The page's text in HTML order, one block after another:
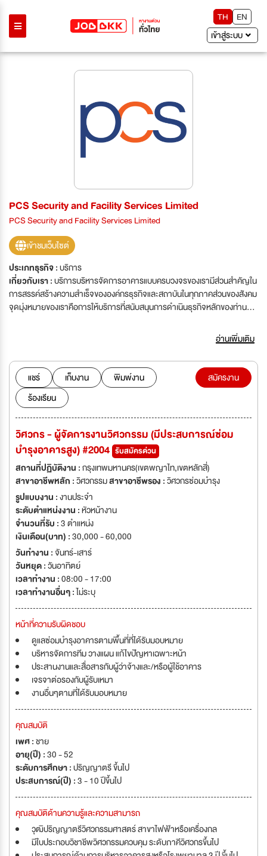
TH
EN
เข้าสู่ระบบ
PCS Security and Facility Services Limited
PCS Security and Facility Services Limited
เข้าชมเว็บไซต์
ประเภทธุรกิจ :บริการ
เกี่ยวกับเรา :บริการบริหารจัดการอาคารแบบครบวงจรของเรามีส่วนสำคัญใน
การสรรค์สร้างความสำเร็จขององค์กรธุรกิจและสถาบันในทุกภาคส่วนของสังคม
จุดมุ่งหมายของเราคือการให้บริการที่สนับสนุนการดำเนินธุรกิจหลักของท่าน
ปลอดภัยแบบครบวงจร บริการกำจัดแมลง บริการดูแลสวน บริการตรวจนับ
สินค้า บริการซ่อมแซมอาคารและบริการสุขอนามัยภํณฑ์ บริการเหล่านี้จะช่วย
อำนวยความสะดวกให้ท่านสามารถดำเนินธุรกิจได้อย่างเต็มที่ ซึ่งครอบคลุมทุก
ความต้องการของท่านไม่ว่าจะเป็นบริการเฉพาะด้านหรือบริการแบบครบวงจร
เพื่อสนองต่อความต้องการที่เหมาะสมที่สุดสำหรับธุรกิจของท่าน เราภูมิใจที่ได้
รับการยกย่องให้เป็นผู้นำในธุรกิจบริการบริหารจัดการอาคารแบบครบวงจร ซึ่ง
ให้บริการแก่กลุ่มลูกค้าหลากหลายประเภท ไม่ว่าจะเป็นกลุ่มสาธารณสุข การ
พาณิชย์และการค้าปลีกด้วยบริการที่เปี่ยมคุณภาพ
อ่านเพิ่มเติม
แชร์ เก็บงาน
พิมพ์งาน
ร้องเรียน
สมัครงาน
วิศวกร - ผู้จัดการงานวิศวกรรม (มีประสบการณ์ซ่อม
บำรุงอาคารสูง) #2004 รับสมัครด่วน
สถานที่ปฏิบัติงาน :กรุงเทพมหานคร(เขตพญาไท,เขตหลักสี่)
สาขาอาชีพหลัก :วิศวกรรมสาขาอาชีพรอง :วิศวกรซ่อมบำรุง
รูปแบบงาน :งานประจำ
ระดับตำแหน่งงาน :หัวหน้างาน
จำนวนที่รับ :3 ตำแหน่ง
เงินเดือน(บาท) :30,000 - 60,000
วันทำงาน :จันทร์-เสาร์
วันหยุด :วันอาทิตย์
เวลาทำงาน :08:00 - 17:00
เวลาทำงานอื่นๆ :ไม่ระบุ
หน้าที่ความรับผิดชอบ
ดูแลซ่อมบำรุงอาคารตามพื้นที่ที่ได้รับมอบหมาย
บริหารจัดการทีม วางแผน แก้ไขปัญหาเฉพาะหน้า
ประสานงานและสื่อสารกับผู้ว่าจ้างและ/หรือผู้ใช้อาคาร
เจรจาต่อรองกับผู้รับเหมา
งานอื่นๆตามที่ได้รับมอบหมาย
คุณสมบัติ
เพศ :ชาย
อายุ(ปี) :30 - 52
ระดับการศึกษา :ปริญญาตรี ขึ้นไป
ประสบการณ์(ปี) :3 - 10 ปีขึ้นไป
คุณสมบัติด้านความรู้และความสามารถ
วุฒิปริญญาตรีวิศวกรรมศาสตร์ สาขาไฟฟ้าหรือเครื่องกล
มีใบประกอบวิชาชีพวิศวกรรมควบคุม ระดับภาคีวิศวกรขึ้นไป